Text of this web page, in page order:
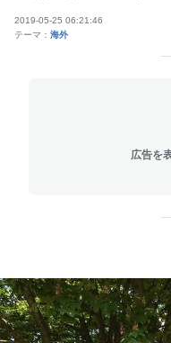
2019-05-25 06:21:46
テーマ： 海外
広告を